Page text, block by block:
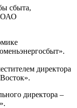
сбыта,
ОАО
директора
директора –